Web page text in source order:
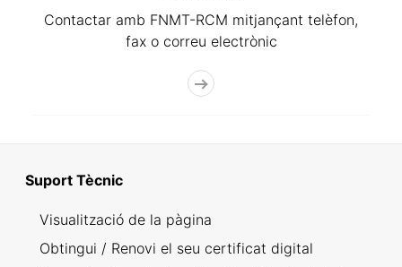
Contactar amb FNMT-RCM mitjançant telèfon,
fax o correu electrònic
Suport Tècnic
Visualització de la pàgina
Obtingui / Renovi el seu certificat digital